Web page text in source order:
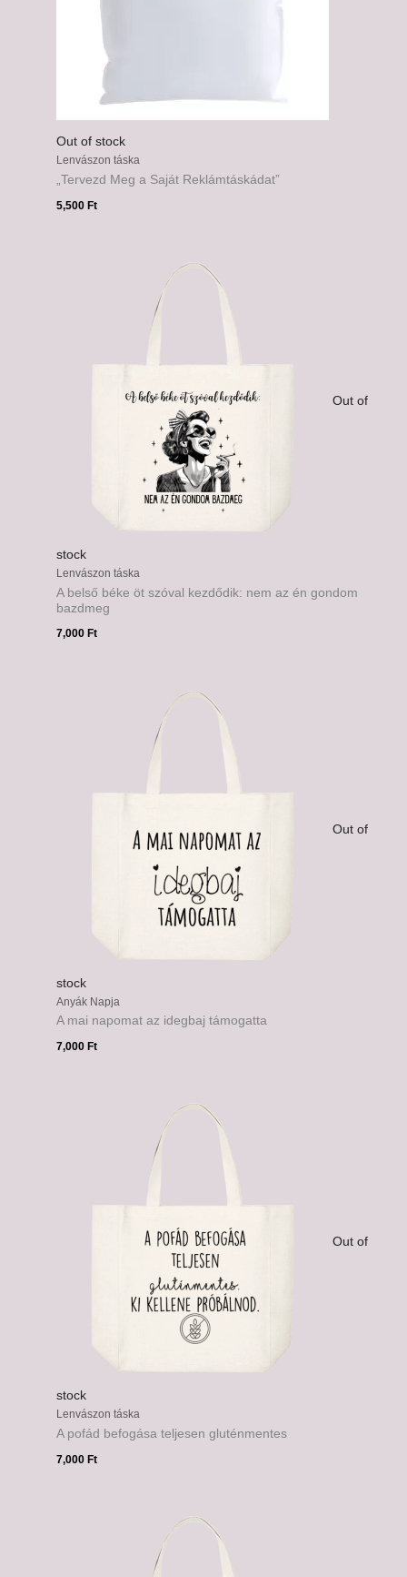
Out of stock
Lenvászon táska
„Tervezd Meg a Saját Reklámtáskádat”
5,500Ft
Out of
stock
Lenvászon táska
A belső béke öt szóval kezdődik: nem az én gondom
bazdmeg
7,000 Ft
Out of
stock
Anyák Napja
A mai napomat az idegbaj támogatta
7,000 Ft
Out of
stock
Lenvászon táska
A pofád befogása teljesen gluténmentes
7,000 Ft